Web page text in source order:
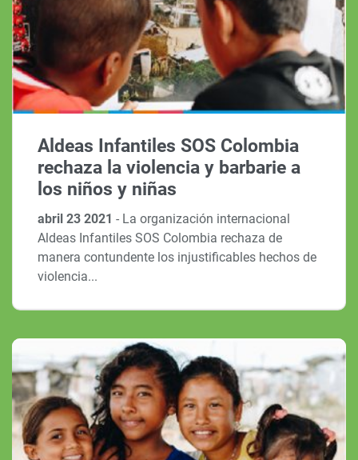
Aldeas Infantiles SOS Colombia
rechaza la violencia y barbarie a
los niños y niñas
abril 23 2021- La organización internacional
Aldeas Infantiles SOS Colombia rechaza de
manera contundente los injustificables hechos de
violencia...